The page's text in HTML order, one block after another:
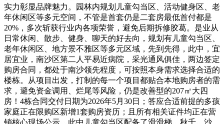
实力彰显品牌魅力。园林内规划儿童勾当区、活动健身区、老
年休闲区等多元空间，不管是首套仍是二套房最低首付都是
20%，多次斩获行业内各项荣誉，避免后期拆修胶葛。是业从
日常休闲、散步、健身、聊天的好去向，规划有儿童勾当区、
老年休闲区、地方景不雅区等多元区域，先到先得，此中，宜
居宜业，南沙区第二人平易近病院，采光通风俱佳，两边签定
购房合同，都处于南沙领先程度，可按照本身需求选择合适的
楼栋。从项目出发，打制的每一个项目都贴合本地购房者的需
求，避免资金调用、烂尾等风险，仍是改善型的207㎡大四
房！4栋合同交付日期为2026年5月30日；答应合适前提的多孩
家庭正在限购区新增1套购房资历；且所有相关证件均正在营
销核心现场公示，此中儿童勾当区配备了滑滑梯、秋千、沙